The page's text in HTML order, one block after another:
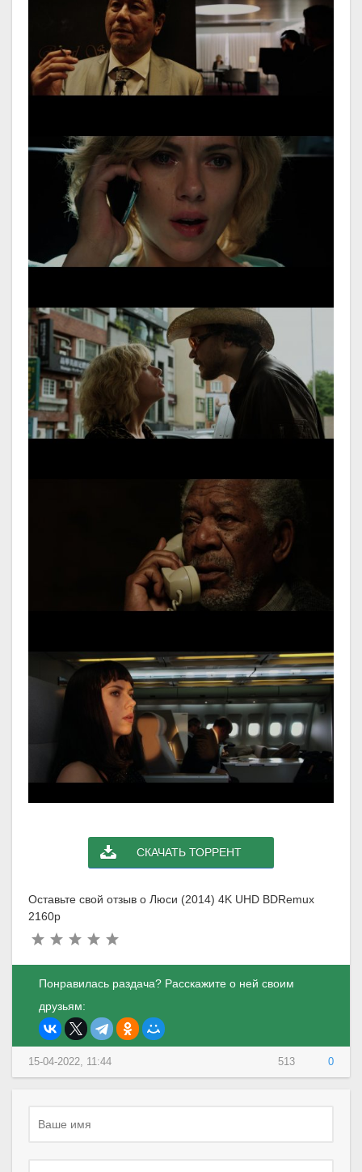
СКАЧАТЬ ТОРРЕНТ
Оставьте свой отзыв о Люси (2014) 4K UHD BDRemux
2160p
Понравилась раздача? Расскажите о ней своим
друзьям:
513 0
15-04-2022, 11:44